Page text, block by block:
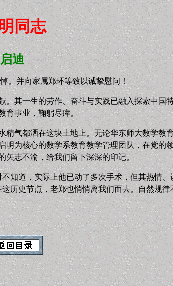
同志
迪
。并向家属郑环等致以诚挚慰问！
其一生的劳作、奋斗与实践已融入探索中国
育事业，鞠躬尽瘁。
气都洒在这块土地上。无论华东师大数学教
为核心的数学系教育教学管理团队，在党的
志不渝，给我们留下深深的印记。
知道，实际上他已动了多次手术，但其热情
历史节点，老郑也悄悄离我们而去。自然规